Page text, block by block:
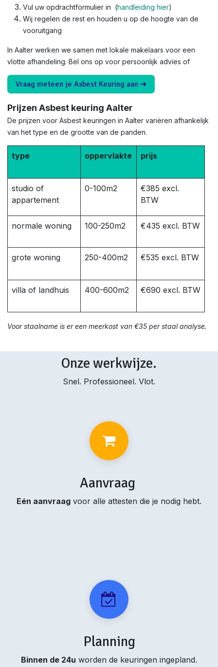
Vul uw opdrachtformulier in (handleiding hier)
Wij regelen de rest en houden u op de hoogte van de
vooruitgang
In Aalter werken we samen met lokale makelaars voor een
vlotte afhandeling. Bel ons op voor persoonlijk advies of
Vraag meteen je Asbest Keuring aan ➜
Prijzen Asbest keuring Aalter
De prijzen voor Asbest keuringen in Aalter variëren afhankelijk
van het type en de grootte van de panden.
type oppervlakte prijs
studio of
appartement
0-100m2
€385 excl.
BTW
normale woning 100-250m2 €435 excl. BTW
grote woning 250-400m2 €535 excl. BTW
villa of landhuis 400-600m2 €690 excl. BTW
Voor staalname is er een meerkost van €35 per staal analyse.
Onze werkwijze.
Snel. Professioneel. Vlot.
Aanvraag
Eén aanvraag voor alle attesten die je nodig hebt.
Planning
Binnen de 24u worden de keuringen ingepland.